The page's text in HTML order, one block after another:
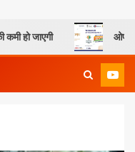
ओपी जिंदल